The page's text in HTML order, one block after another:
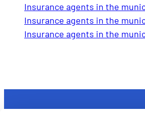
Insurance agents in the
Insurance agents in the
Insurance agents in the